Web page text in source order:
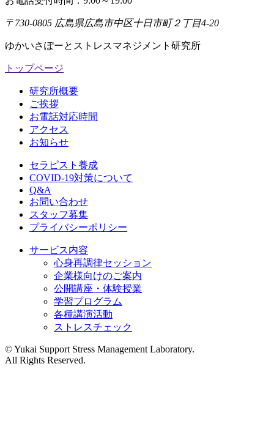
〒730-0805 広島県広島市中区十日市町２丁目4-20
ゆかいさぽーとストレスマネジメント研究所
トップページ
研究所概要
ご挨拶
お電話対応時間
アクセス
お知らせ
セラピスト養成
COVID-19対策について
Q&A
お問い合わせ
スタッフ募集
プライバシーポリシー
サービス内容
心身再調律セッション
企業様向けのご案内
公開講座・体験授業
学習プログラム
各種講演活動
ストレスチェック
©︎ Yukai Support Stress Management Laboratory.
All Rights Reserved.